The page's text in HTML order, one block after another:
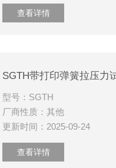
查看详情
型号：SGTH
厂商性质：其他
更新时间：2025-09-24
查看详情